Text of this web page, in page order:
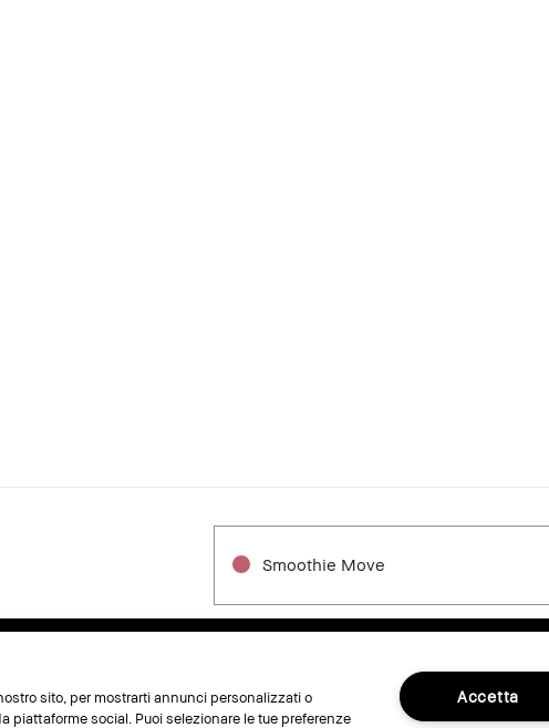
Smoothie Move
sito, per mostrarti annunci personalizzati o
piattaforme social. Puoi selezionare le tue preferenze
Accetta